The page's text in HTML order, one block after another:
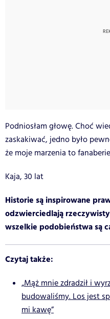
Podniosłam głowę. Choć
zaskakiwać, jedno było
że moje marzenia to
Kaja, 30 lat
Historie są inspirowane
odzwierciedlają
wszelkie podobieństwa są
Czytaj także:
„Mąż mnie zdradził i
budowaliśmy. Los jest
mi kawę”